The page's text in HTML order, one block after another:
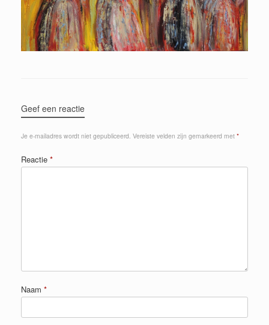
Geef een reactie
Je e-mailadres wordt niet gepubliceerd. Vereiste velden zijn gemarkeerd met *
Reactie *
Naam *